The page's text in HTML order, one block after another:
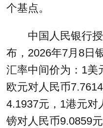
个基点。
中国人民银行
布，2026年7月8日
汇率中间价为：1美
欧元对人民币
4.1937元，1港元对
镑对人民币9.0859